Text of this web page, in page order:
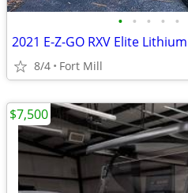
• • • • •
8/4 Fort Mill
$7,500